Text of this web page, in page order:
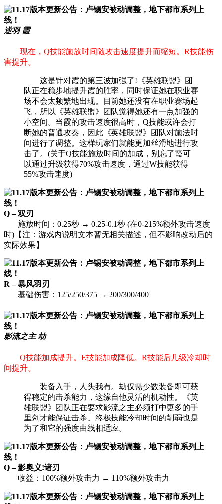
逆羽 霞
现在，Q技能施放时间随攻击速度提升而缩短。R技能伤
害提升。
这是针对霞的第三波加强了!《英雄联盟》团
队正在稳步地提升霞的胜率，同时保证她在职业赛
场不会太频繁地出现。目前她还没有在职业赛场起
飞，所以《英雄联盟》团队觉得她还有一点加强的
小空间。当霞的攻击速度很高时，Q技能或许会打
断她的普通攻奏，因此《英雄联盟》团队对施法时
间进行了调整。这样玩家们就能更加丝滑地进行攻
击了。(关于Q技能施放时间的加成，别忘了霞可
以通过升级获得70%攻击速度，通过W技能获得
55%攻击速度)
Q – 双刃
施放时间：0.25秒 → 0.25-0.1秒 (在0-215%额外攻击速度
时)【注：游戏内说明文本暂无相关描述，但不影响改动后的
实际效果】
R – 暴风羽刃
基础伤害：125/250/375 → 200/300/400
影流之主 劫
Q技能加成提升。E技能加成降低。R技能后几级冷却时
间提升。
装备入手，人头我有。劫仅需少数装备即可获
得稳定的击杀能力，这缘自他灵活的机动性。《英
雄联盟》团队正在要求影流之主必须打中更多的手
里剑才能保证击杀。终极技能冷却时间的削弱也是
为了和它的强度曲线相适应。
Q – 影奥义!诸刃
收益：100%额外攻击力 → 110%额外攻击力